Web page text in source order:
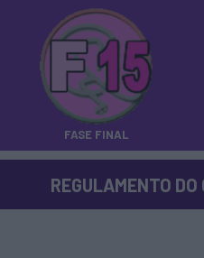
FASE FINAL
REGULAMENTO